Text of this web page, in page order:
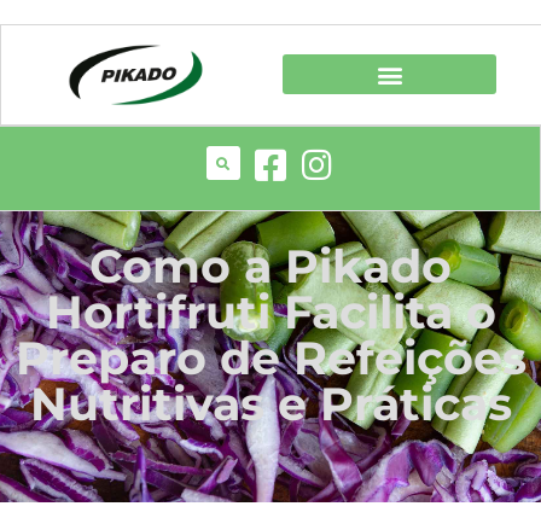
Como a Pikado
Hortifruti Facilita o
Preparo de Refeições
Nutritivas e Práticas